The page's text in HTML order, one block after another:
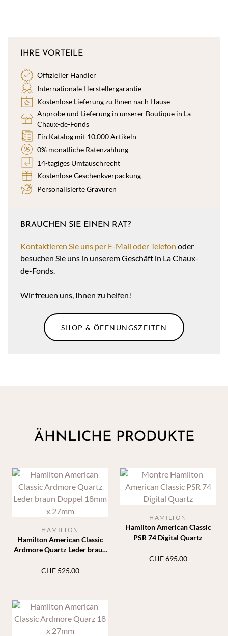
IHRE VORTEILE
Offizieller Händler
Internationale Herstellergarantie
Kostenlose Lieferung zu Ihnen nach Hause
Anprobe und Lieferung in unserer Boutique in La
Chaux-de-Fonds
Ein Katalog mit 10.000 Artikeln
0% monatliche Ratenzahlung
14-tägiges Umtauschrecht
Kostenlose Geschenkverpackung
Personalisierte Gravuren
BRAUCHEN SIE EINEN RAT?
Kontaktieren Sie uns per E-Mail oder Telefon oder
besuchen Sie uns in unserem Geschäft in La Chaux-
de-Fonds.
Wir freuen uns, Ihnen zu helfen!
SHOP & ÖFFNUNGSZEITEN
ÄHNLICHE PRODUKTE
Hamilton American Classic
Ardmore Quartz Leder braun
HAMILTON
CHF525.00
Hamilton American Classic
PSR 74 Digital Quartz
HAMILTON
CHF695.00